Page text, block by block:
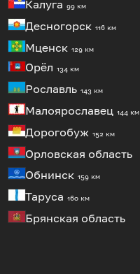
Калуга 99 км
Десногорск 116 км
Мценск 129 км
Орёл 134 км
Рославль 143 км
Малоярославец 144 км
Дорогобуж 152 км
Орловская область
Обнинск 159 км
Таруса 160 км
Брянская область